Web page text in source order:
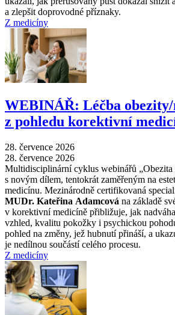
a zlepšit doprovodné příznaky.
Z medicíny
WEBINÁŘ: Léčba
z pohledu korektivní
28. července 2026
28. července 2026
Multidisciplinární cyklus webinářů „Obezita
s novým dílem, tentokrát zaměřeným na
medicínu. Mezinárodně certifikovaná
MUDr. Kateřina Adamcová na základě
v korektivní medicíně přibližuje, jak
vzhled, kvalitu pokožky i psychickou
pohled na změny, jež hubnutí přináší, a
je nedílnou součástí celého procesu.
Z medicíny